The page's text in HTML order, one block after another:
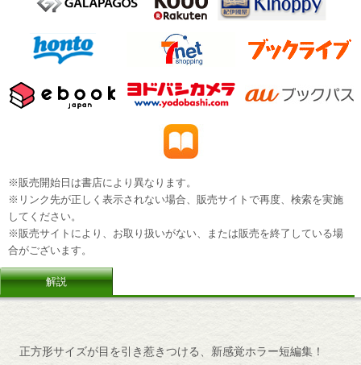
※販売開始日は書店により異なります。
※リンク先が正しく表示されない場合、販売サイトで再度、検索を実施
してください。
※販売サイトにより、お取り扱いがない、または販売を終了している場
合がございます。
解説
正方形サイズが目を引き惹きつける、新感覚ホラー短編集！